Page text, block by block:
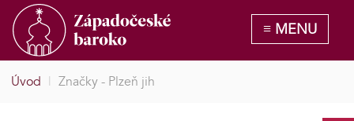
Úvod | Značky - Plzeň jih